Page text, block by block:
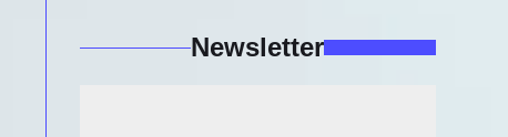
Newsletter